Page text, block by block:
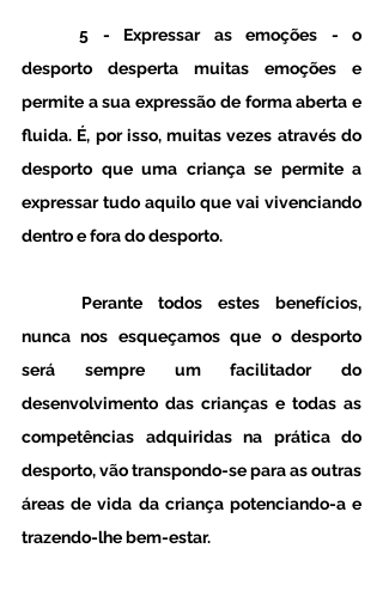
	5 - Expressar as emoções - o
desporto desperta muitas emoções e
permite a sua expressão de forma aberta e
fluida. É, por isso, muitas vezes através do
desporto que uma criança se permite a
expressar tudo aquilo que vai vivenciando
dentro e fora do desporto.
nunca nos esqueçamos que o desporto
será sempre um facilitador do
desenvolvimento das crianças e todas as
competências adquiridas na prática do
desporto, vão transpondo-se para as outras
áreas de vida da criança potenciando-a e
trazendo-lhe bem-estar.